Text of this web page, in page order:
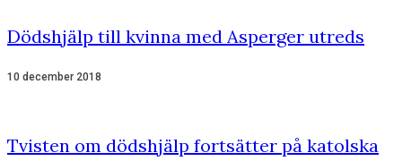
Dödshjälp till kvinna med Asperger utreds
10 december 2018
Tvisten om dödshjälp fortsätter på katolska